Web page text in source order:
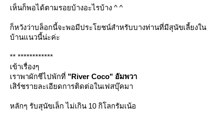
เห็นก็พอได้ตามรอยบ้างอะไรบ้าง ^ ^
ก็หวังว่าบล็อกนี้จะพอมีประโยชน์สำหรับบางท่านที่มีสุนัขเลี้ยงใน
บ้านแนวนี้น่ะค่ะ
** ************
เข้าเรื่องๆ
เราพาผักชีไปพักที่ "River Coco" อัมพวา
เสิร์ชรายละเอียดการติดต่อในเฟสบุ๊คมา
หลักๆ รับสุนัขเล็ก ไม่เกิน 10 กิโลกรัมเน้อ